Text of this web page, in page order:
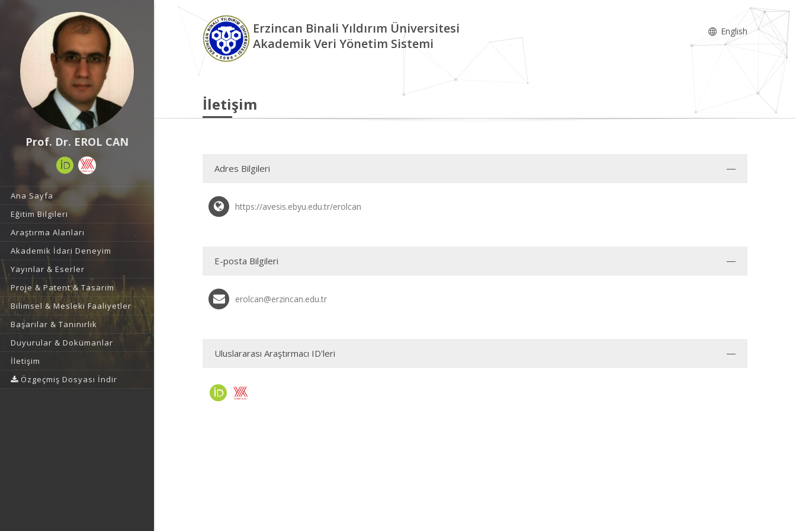
Prof. Dr. EROL CAN
Ana Sayfa
Eğitim Bilgileri
Araştırma Alanları
Akademik İdari Deneyim
Yayınlar & Eserler
Proje & Patent & Tasarım
Bilimsel & Mesleki Faaliyetler
Başarılar & Tanınırlık
Duyurular & Dokümanlar
İletişim
Özgeçmiş Dosyası İndir
Erzincan Binali Yıldırım Üniversitesi
Akademik Veri Yönetim Sistemi
English
İletişim
Adres Bilgileri
https://avesis.ebyu.edu.tr/erolcan
E-posta Bilgileri
erolcan@erzincan.edu.tr
Uluslararası Araştırmacı ID'leri